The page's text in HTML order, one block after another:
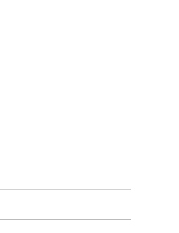
台南求婚佈置費